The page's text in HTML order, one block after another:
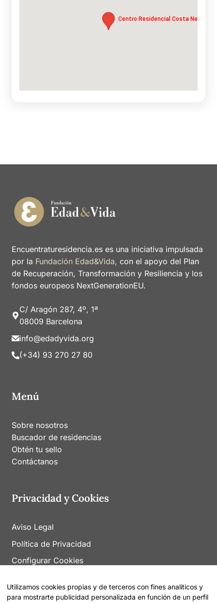
Centro Residencial Costa Nevada
Encuentraturesidencia.es es una iniciativa impulsada
por la Fundación Edad&Vida, con el apoyo del Plan
de Recuperación, Transformación y Resiliencia y los
fondos europeos NextGenerationEU.
C/ Aragón 287, 4º, 1ª
08009 Barcelona
info@edadyvida.org
(+34) 93 270 27 80
Menú
Sobre nosotros
Buscador de residencias
Obtén tu sello
Contáctanos
Privacidad y Cookies
Aviso Legal
Política de Privacidad
Configurar Cookies
Utilizamos cookies propias y de terceros con fines analíticos y
para mostrarte publicidad personalizada en función de un perfil